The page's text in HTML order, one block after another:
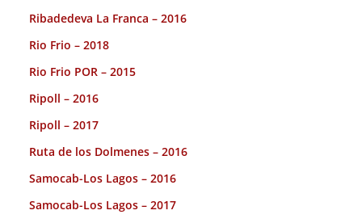
Ribadedeva La Franca – 2016
Rio Frio – 2018
Rio Frio POR – 2015
Ripoll – 2016
Ripoll – 2017
Ruta de los Dolmenes – 2016
Samocab-Los Lagos – 2016
Samocab-Los Lagos – 2017